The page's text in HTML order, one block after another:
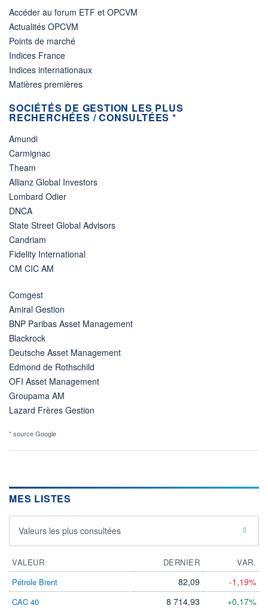
Accéder au forum ETF et OPCVM
Actualités OPCVM
Points de marché
Indices France
Indices internationaux
Matières premières
SOCIÉTÉS DE GESTION LES PLUS
RECHERCHÉES / CONSULTÉES *
Amundi
Carmignac
Theam
Allianz Global Investors
Lombard Odier
DNCA
State Street Global Advisors
Candriam
Fidelity International
CM CIC AM
Comgest
Amiral Gestion
BNP Paribas Asset Management
Blackrock
Deutsche Asset Management
Edmond de Rothschild
OFI Asset Management
Groupama AM
Lazard Frères Gestion
* source Google
MES LISTES
Valeurs les plus consultées
VALEUR DERNIER
VAR.
Pétrole Brent
82,09 -1,19%
CAC 40 8 714,93 +0,17%